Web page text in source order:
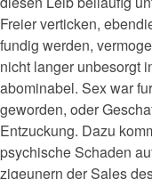
Freier verticken,
fundig werden,
nicht langer unbesorgt
abominabel. Sex war
geworden, oder
Entzuckung. Dazu
psychische Schaden
zigeunern der Sales